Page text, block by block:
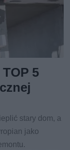
5
stary dom, a
jako